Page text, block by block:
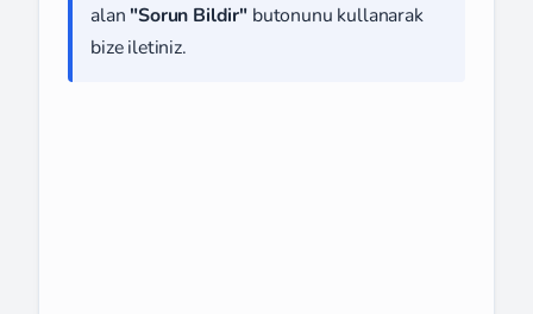
alan "Sorun Bildir" butonunu kullanarak
bize iletiniz.